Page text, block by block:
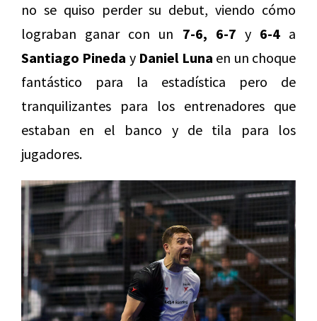
no se quiso perder su debut, viendo cómo
lograban ganar con un 7-6, 6-7 y 6-4a
Santiago Pineda y Daniel Luna en un choque
fantástico para la estadística pero de
tranquilizantes para los entrenadores que
estaban en el banco y de tila para los
jugadores.